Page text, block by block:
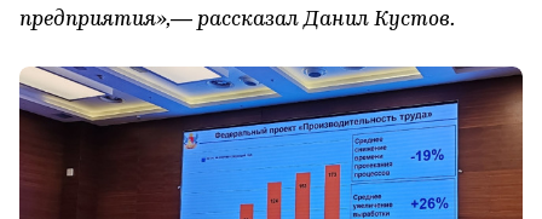
предприятия»,— рассказал Данил Кустов.